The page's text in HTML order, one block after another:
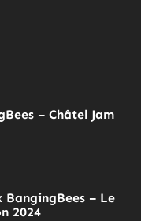
– Châtel Jam
BangingBees – Le
2024